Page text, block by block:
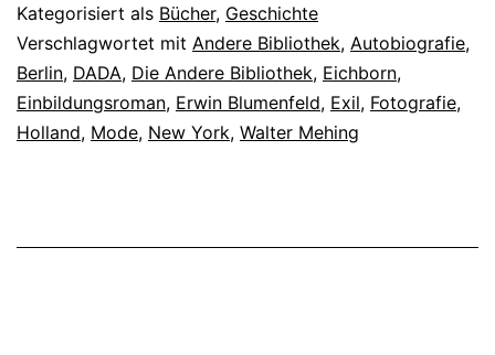
Kategorisiert als Bücher, Geschichte
Verschlagwortet mit Andere Bibliothek, Autobiografie,
Berlin, DADA, Die Andere Bibliothek, Eichborn,
Einbildungsroman, Erwin Blumenfeld, Exil, Fotografie,
Holland, Mode, New York, Walter Mehing